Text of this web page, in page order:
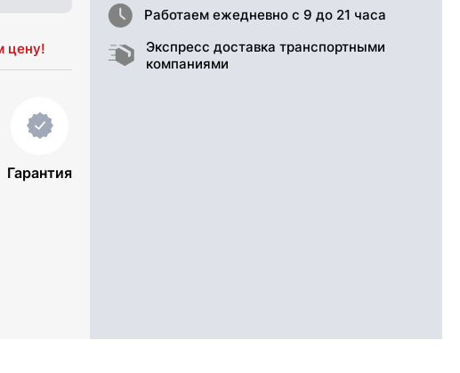
цену!
Гарантия
Работаем ежедневно с 9 до 21 часа
Экспресс доставка транспортными
компаниями